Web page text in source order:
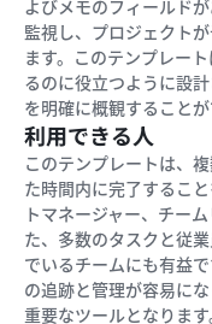
よびメモのフィールド
監視し、プロジェクト
ます。このテンプレー
るのに役立つように設
を明確に概観することが
利用できる人
このテンプレートは、
た時間内に完了するこ
トマネージャー、チー
た、多数のタスクと従
でいるチームにも有益
の追跡と管理が容易に
重要なツールとなりま